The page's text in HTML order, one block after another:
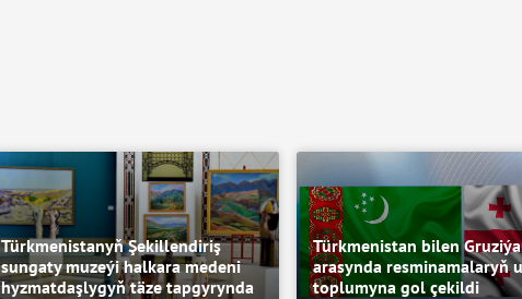
Türkmenistanyň Şekillendiriş
sungaty muzeýi halkara medeni
hyzmatdaşlygyň täze tapgyrynda
Türkmenistan bilen
arasynda resminamalaryň
toplumyna gol çekildi